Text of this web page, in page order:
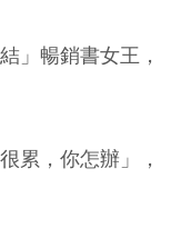
」暢銷書女王，
累，你怎辦」，